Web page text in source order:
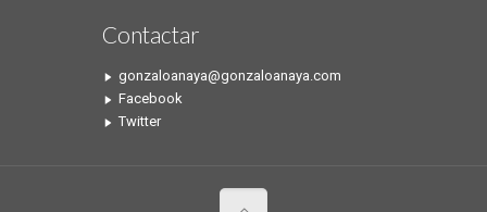
Contactar
gonzaloanaya@gonzaloanaya.com
Facebook
Twitter